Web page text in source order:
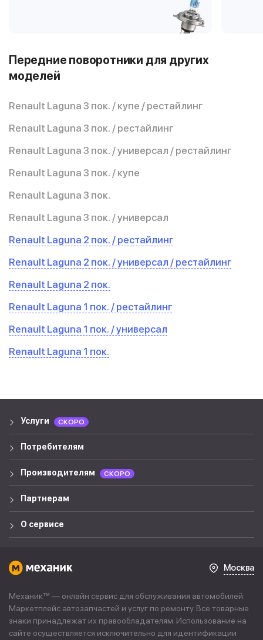
Передние поворотники для других
моделей
Renault Laguna 3 пок. / купе / рестайлинг
Renault Laguna 3 пок. / рестайлинг
Renault Laguna 3 пок. / универсал / рестайлинг
Renault Laguna 3 пок. / купе
Renault Laguna 3 пок.
Renault Laguna 3 пок. / универсал
Renault Laguna 2 пок. / рестайлинг
Renault Laguna 2 пок. / универсал / рестайлинг
Renault Laguna 2 пок.
Renault Laguna 1 пок. / рестайлинг
Renault Laguna 1 пок. / универсал
Renault Laguna 1 пок.
Услуги СКОРО
Потребителям
Производителям СКОРО
Партнерам
О сервисе
Москва
Механик™ — онлайн сервис для обслуживания автомобилей.
Маркетплейс автозапчастей и услуг по ремонту. Все товарные
знаки принадлежат их правообладателям. Использование на
сайте осуществляется исключительно для идентификации